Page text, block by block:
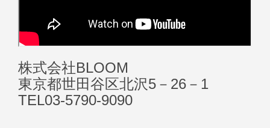
株式会社BLOOM
東京都世田谷区北沢5－26－1
TEL03-5790-9090